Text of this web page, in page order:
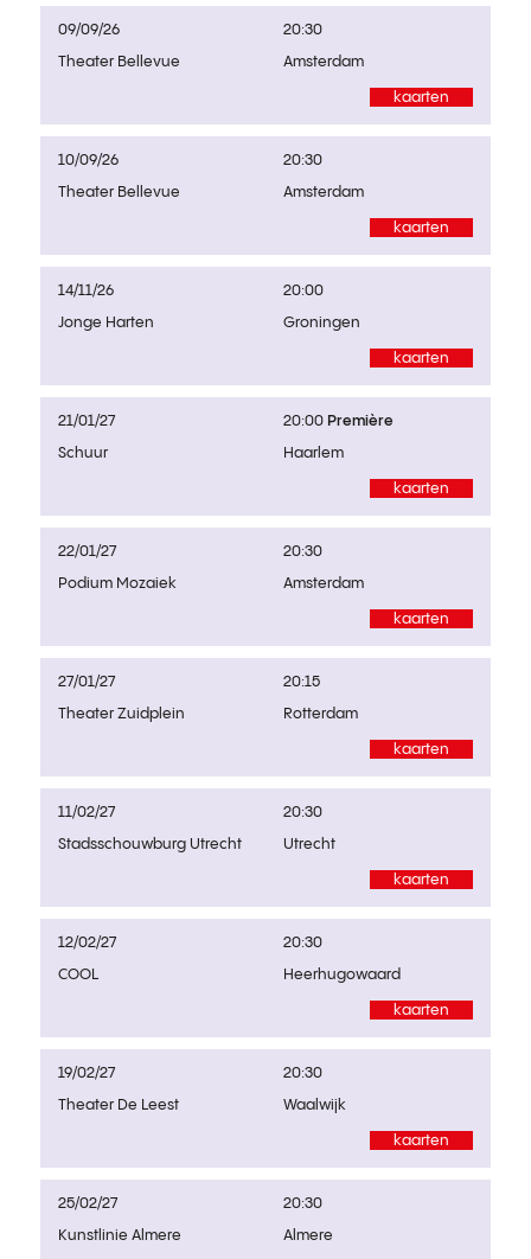
09/09/26 20:30
Theater Bellevue Amsterdam
kaarten
10/09/26 20:30
Theater Bellevue Amsterdam
kaarten
14/11/26 20:00
Jonge Harten Groningen
kaarten
21/01/27 20:00 Première
Schuur Haarlem
kaarten
22/01/27 20:30
Podium Mozaiek Amsterdam
kaarten
27/01/27 20:15
Theater Zuidplein Rotterdam
kaarten
11/02/27 20:30
Stadsschouwburg Utrecht Utrecht
kaarten
12/02/27 20:30
COOL Heerhugowaard
kaarten
19/02/27 20:30
Theater De Leest Waalwijk
kaarten
25/02/27 20:30
Kunstlinie Almere Almere